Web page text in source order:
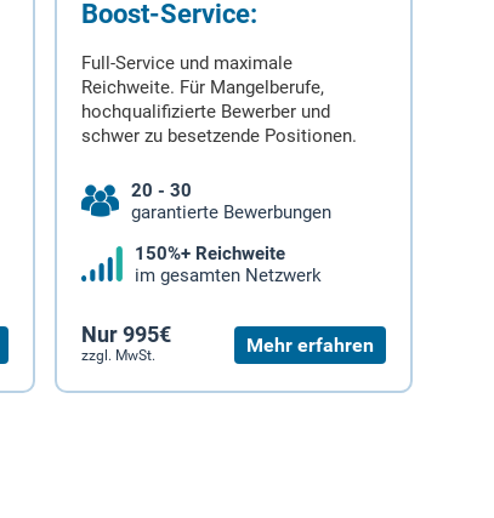
Boost-Service:
Full-Service und maximale
Reichweite. Für Mangelberufe,
hochqualifizierte Bewerber und
schwer zu besetzende Positionen.
20 - 30
garantierte Bewerbungen
150%+ Reichweite
im gesamten Netzwerk
Nur 995€
zzgl. MwSt. Mehr erfahren